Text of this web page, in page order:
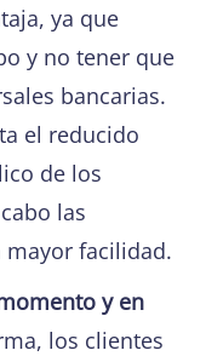
ya que
y no tener que
bancarias.
el reducido
de los
las
mayor facilidad.
y en
los clientes